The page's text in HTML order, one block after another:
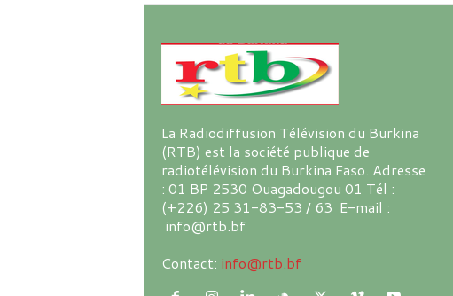
La Radiodiffusion Télévision du Burkina
(RTB) est la société publique de
radiotélévision du Burkina Faso. Adresse
: 01 BP 2530 Ouagadougou 01 Tél :
(+226) 25 31-83-53 / 63 E-mail :
info@rtb.bf
Contact: info@rtb.bf